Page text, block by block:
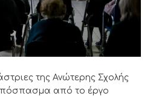
της Ανώτερης Σχολής
από το έργο